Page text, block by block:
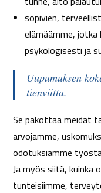
sopivien,
elämäämme,
psykologisesti ja
Uupumuksen
tienviitta.
Se pakottaa meidät
arvojamme,
odotuksiamme
Ja myös siitä, kuinka
tunteisiimme,